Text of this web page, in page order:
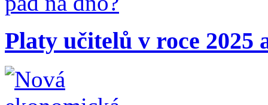
Platy učitelů v roce 2025